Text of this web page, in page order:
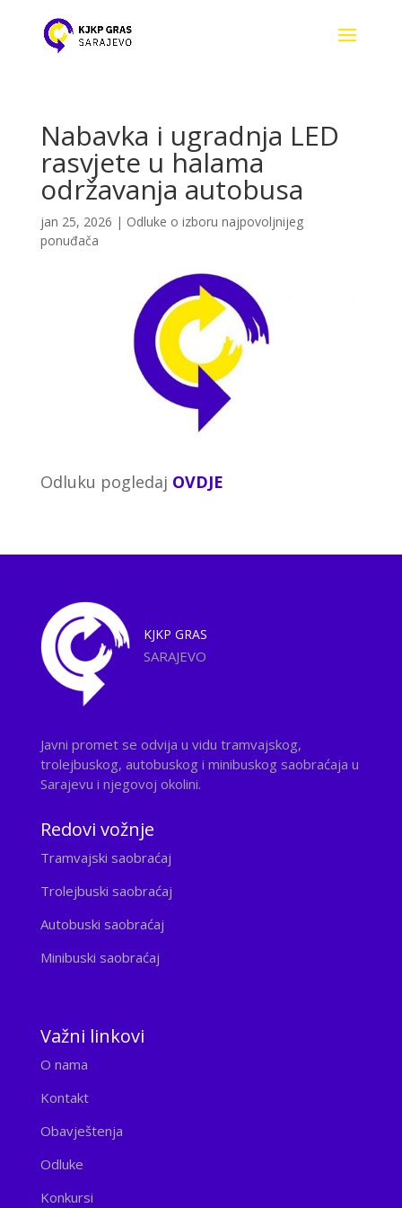
Nabavka i ugradnja LED
rasvjete u halama
održavanja autobusa
jan 25, 2026 | Odluke o izboru najpovoljnijeg
ponuđača
Odluku pogledaj OVDJE
KJKP GRAS
SARAJEVO
Javni promet se odvija u vidu tramvajskog,
trolejbuskog, autobuskog i minibuskog saobraćaja u
Sarajevu i njegovoj okolini.
Redovi vožnje
Tramvajski saobraćaj
Trolejbuski saobraćaj
Autobuski saobraćaj
Minibuski saobraćaj
Važni linkovi
O nama
Kontakt
Obavještenja
Odluke
Konkursi